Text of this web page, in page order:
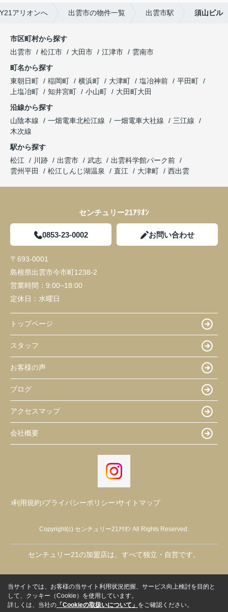
アリオンへ 出雲市の物件一覧 出雲市駅 須山ビル
市区町村から探す
出雲市
松江市 大田市 江津市
雲南市
町名から探す
東朝日町
稲岡町 横浜町 大津町 塩冶神前
平田町
上塩冶町
知井宮町 小山町
大田町大田
沿線から探す
山陰本線
一畑電車北松江線 一畑電車大社線
三江線
木次線
駅から探す
松江
川跡 出雲市 武志
出雲科学館パーク前
雲州平田
松江しんじ湖温泉 直江 大津町 西出雲
センチュリー21ｱﾘｵﾝ
0853-23-0002 お問い合わせ
〒693-0001
島根県出雲市今市町1238-2
営業時間： 9:00~18:00
定休日： 水曜日
トップページ
スタッフ
お客様の声
ブログ
アクセスマップ
会社概要
利用規約 プライバシーポリシー サイトマップ
Copyright(c) センチュリー21ｱﾘｵﾝ All Rights Reserved.
センチュリー21の加盟店は、すべて独立・自営です。
当サイトでは、お客様の当サイト利用状況把握、サービス向上検討を目的と
して、クッキー（Cookie）を使用しています。
詳しくは、当社の 「Cookieの取扱いについて」 をご確認ください。